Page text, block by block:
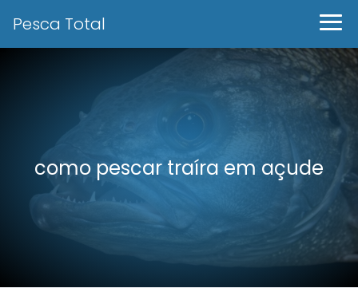
Pesca Total
como pescar traíra em açude